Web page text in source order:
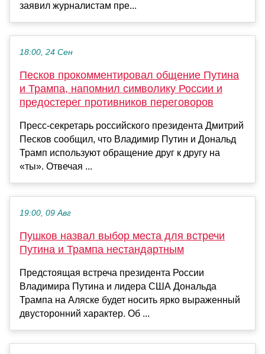
заявил журналистам пре...
18:00, 24 Сен
Песков прокомментировал общение Путина
и Трампа, напомнил символику России и
предостерег противников переговоров
Пресс-секретарь российского президента Дмитрий
Песков сообщил, что Владимир Путин и Дональд
Трамп используют обращение друг к другу на
«ты». Отвечая ...
19:00, 09 Авг
Пушков назвал выбор места для встречи
Путина и Трампа нестандартным
Предстоящая встреча президента России
Владимира Путина и лидера США Дональда
Трампа на Аляске будет носить ярко выраженный
двусторонний характер. Об ...